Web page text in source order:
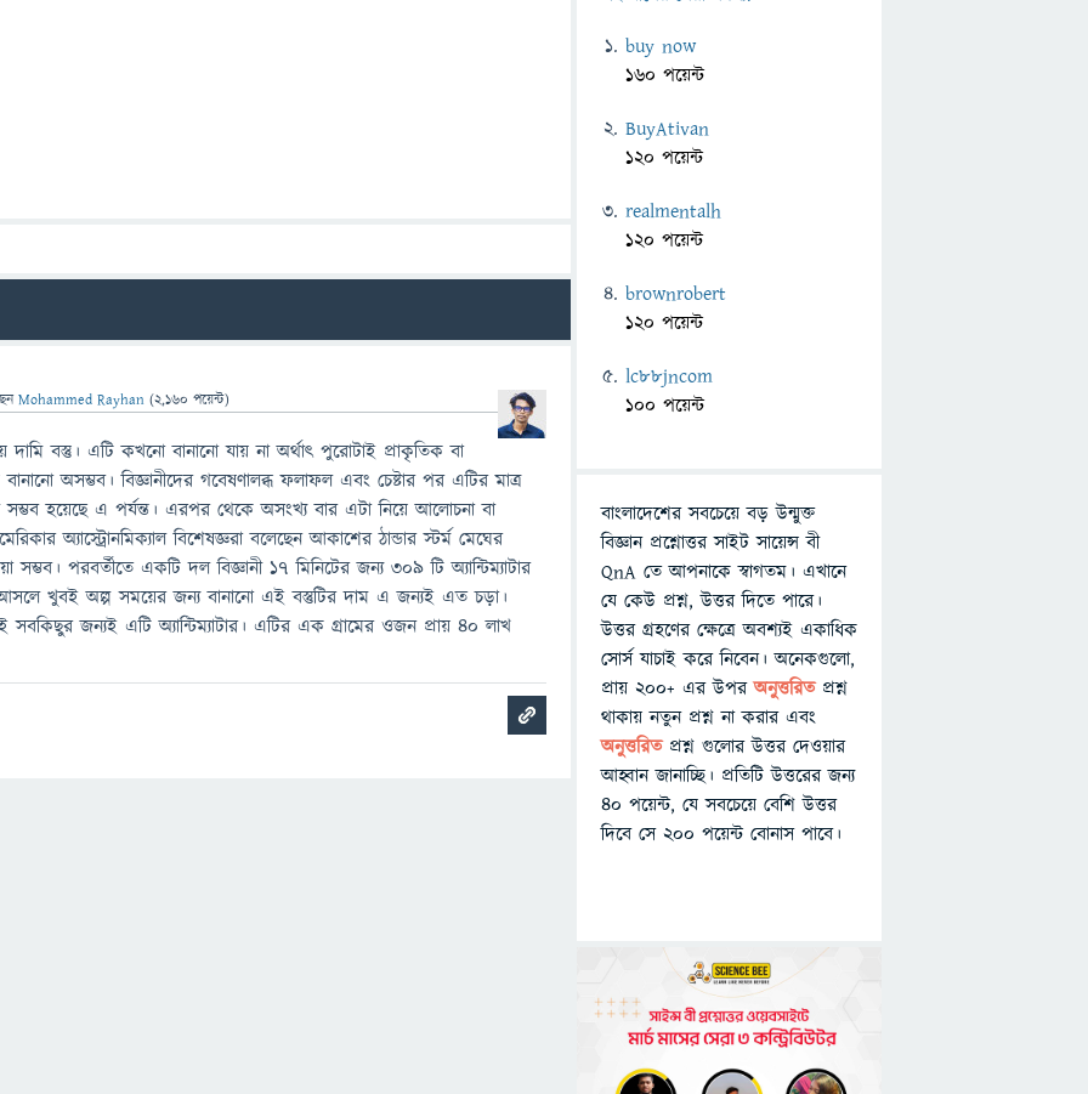
Mohammed Rayhan (2,160 পয়েন্ট)
দামি বস্তু। এটি কখনো বানানো যায় না অর্থাৎ পুরোটাই প্রাকৃতিক বা
অসম্ভব। বিজ্ঞানীদের গবেষণালব্ধ ফলাফল এবং চেষ্টার পর এটির মাত্র
হয়েছে এ পর্যন্ত। এরপর থেকে অসংখ্য বার এটা নিয়ে আলোচনা বা
অ্যাস্ট্রোনমিক্যাল বিশেষজ্ঞরা বলেছেন আকাশের ঠান্ডার স্টর্ম মেঘের
সম্ভব। পরবর্তীতে একটি দল বিজ্ঞানী ১৭ মিনিটের জন্য ৩০৯ টি অ্যান্টিম্যাটার
খুবই অল্প সময়ের জন্য বানানো এই বস্তুটির দাম এ জন্যই এত চড়া।
জন্যই এটি অ্যান্টিম্যাটার। এটির এক গ্রামের ওজন প্রায় ৪০ লাখ
buy now
160 পয়েন্ট
BuyAtivan
120 পয়েন্ট
realmentalh
120 পয়েন্ট
brownrobert
120 পয়েন্ট
lc88jncom
100 পয়েন্ট
বাংলাদেশের সবচেয়ে বড় উন্মুক্ত
বিজ্ঞান প্রশ্নোত্তর সাইট সায়েন্স বী
QnA তে আপনাকে স্বাগতম। এখানে
যে কেউ প্রশ্ন, উত্তর দিতে পারে।
উত্তর গ্রহণের ক্ষেত্রে অবশ্যই একাধিক
সোর্স যাচাই করে নিবেন। অনেকগুলো,
প্রায় ২০০+ এর উপরঅনুত্তরিতপ্রশ্ন
থাকায় নতুন প্রশ্ন না করার এবং
অনুত্তরিত প্রশ্ন গুলোর উত্তর দেওয়ার
আহ্বান জানাচ্ছি। প্রতিটি উত্তরের জন্য
৪০ পয়েন্ট, যে সবচেয়ে বেশি উত্তর
দিবে সে ২০০ পয়েন্ট বোনাস পাবে।